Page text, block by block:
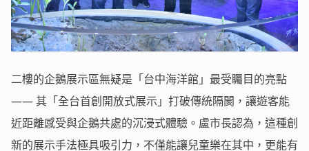
二樓的企鵝展示區無疑是「台中海洋館」最受矚目的亮點
—— 其「全台首創開放式展示」打破傳統隔閡，讓遊客能
近距離感受與企鵝共處的沉浸式體驗。盧市長認為，這種創
新的展示手法極具吸引力，不僅能讓兒童樂在其中，更能有